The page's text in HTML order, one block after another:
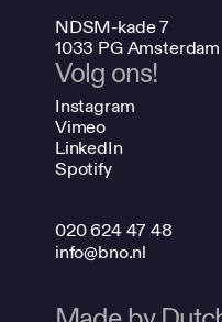
NDSM-kade 7
1033 PG Amsterdam
Volg ons!
Instagram
Vimeo
LinkedIn
Spotify
020 624 47 48
info@bno.nl